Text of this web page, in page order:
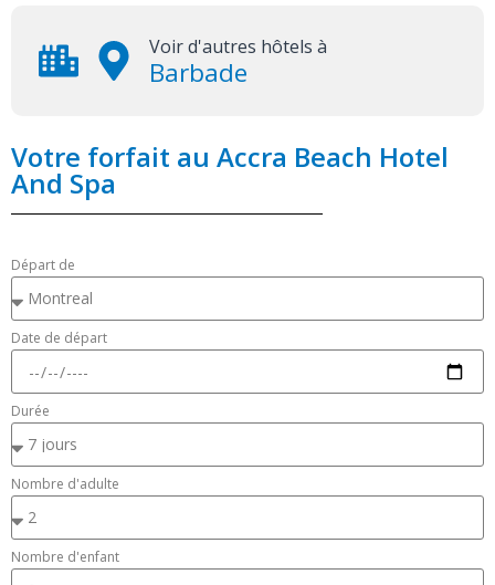
Voir d'autres hôtels à
Barbade
Votre forfait au Accra Beach Hotel
And Spa
Départ de
Date de départ
Durée
Nombre d'adulte
Nombre d'enfant